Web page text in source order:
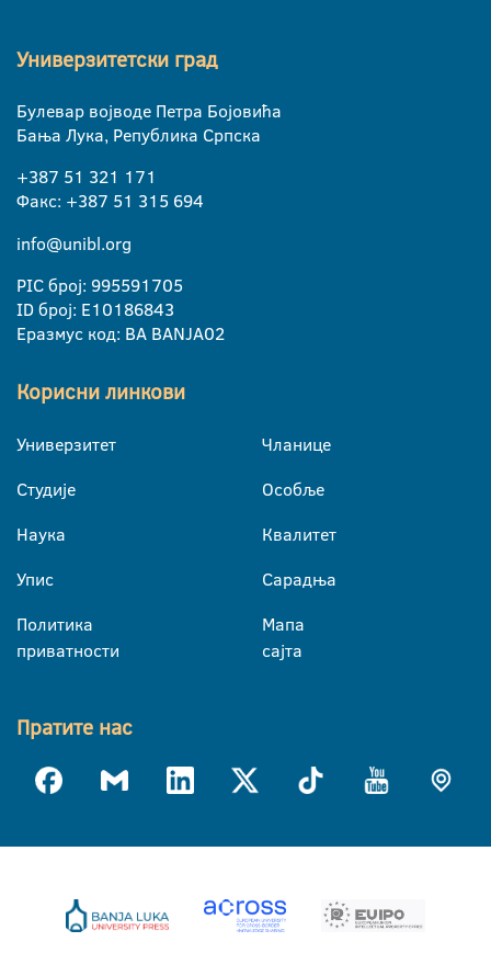
Универзитетски град
Булевар војводе Петра Бојовића
Бања Лука, Република Српска
+387 51 321 171
Факс: +387 51 315 694
info@unibl.org
PIC број: 995591705
ID број: E10186843
Еразмус код: BA BANJA02
Корисни линкови
Универзитет
Студије
Наука
Упис
Политика
приватности
Чланице
Особље
Квалитет
Сарадња
Мапа
сајта
Пратите нас